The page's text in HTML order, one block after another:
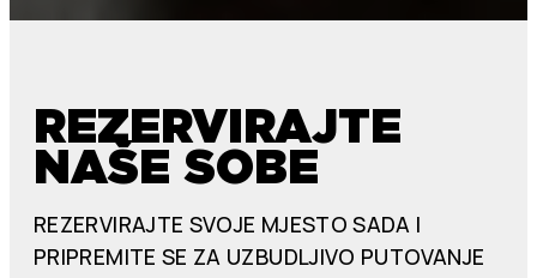
REZERVIRAJTE
NAŠE SOBE
REZERVIRAJTE SVOJE MJESTO SADA I
PRIPREMITE SE ZA UZBUDLJIVO PUTOVANJE